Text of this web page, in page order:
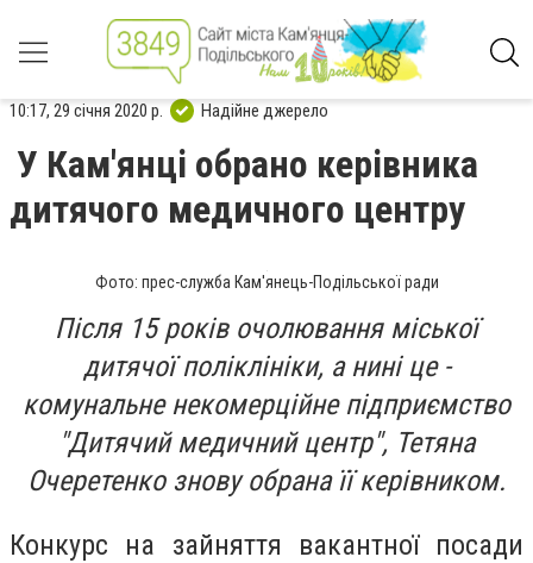
10:17, 29 січня 2020 р. Надійне джерело
У Кам'янці обрано керівника
дитячого медичного центру
Фото: прес-служба Кам'янець-Подільської ради
Після 15 років очолювання міської
дитячої поліклініки, а нині це -
комунальне некомерційне підприємство
"Дитячий медичний центр", Тетяна
Очеретенко знову обрана її керівником.
Конкурс на зайняття вакантної посади